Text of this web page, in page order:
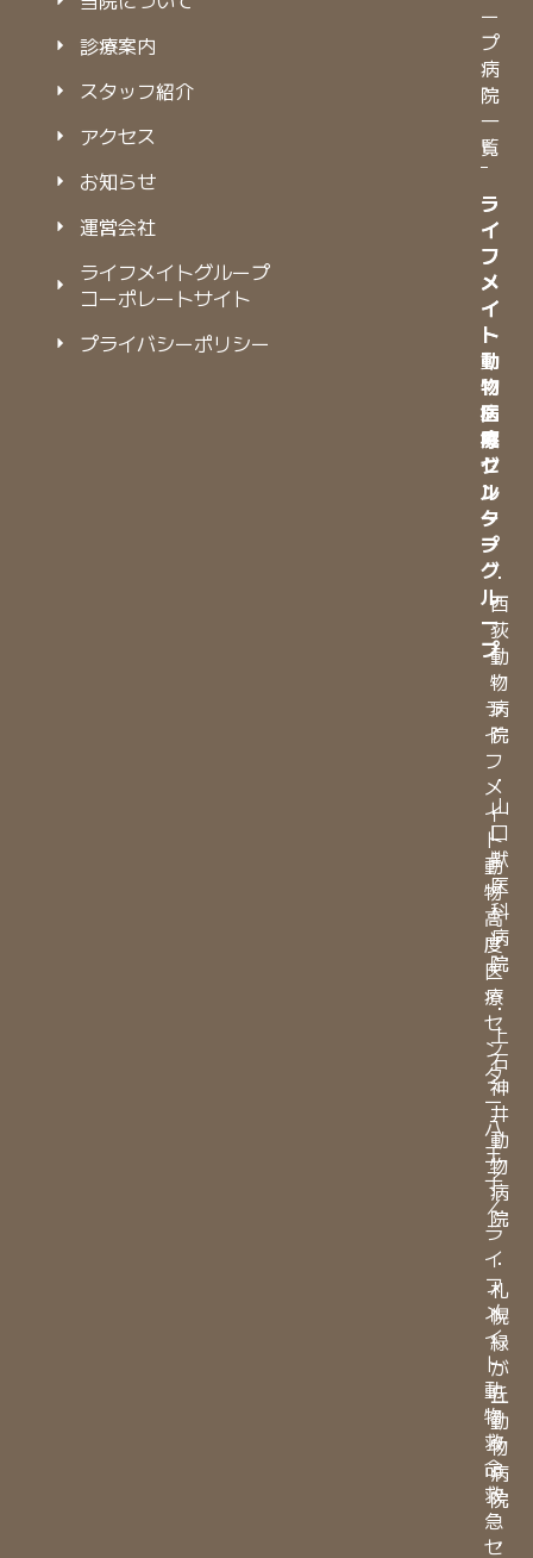
診療案内
スタッフ紹介
アクセス
お知らせ
運営会社
ライフメイトグループ
コーポレートサイト
プライバシーポリシー
ー
プ
病
院
一
覧
ラ
イ
フ
メ
イ
ト
動
物
病
院
グ
ル
ー
プ
・
西
荻
動
物
病
院
・
山
口
獣
医
科
病
院
・
上
石
神
井
動
物
病
院
・
札
幌
緑
が
丘
動
物
病
院
・
ラ
イ
フ
メ
イ
ト
動
物
医
療
セ
ン
タ
ー
グ
ル
ー
プ
・
ラ
イ
フ
メ
イ
ト
動
物
高
度
医
療
セ
ン
タ
ー
八
王
子
／
ラ
イ
フ
メ
イ
ト
動
物
救
命
救
急
セ